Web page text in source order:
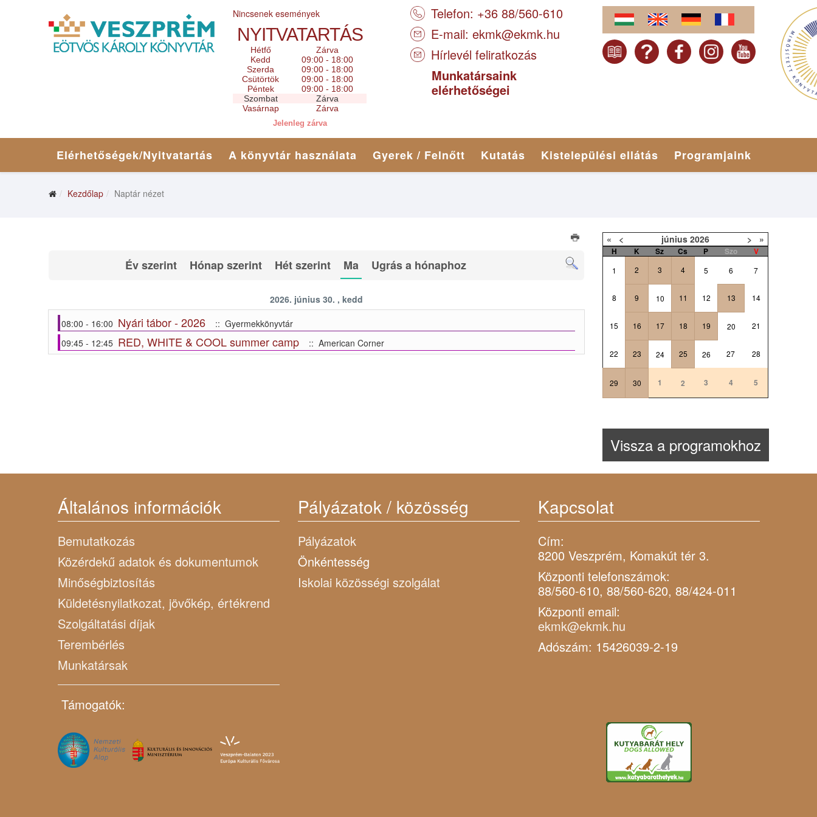
Nincsenek események
NYITVATARTÁS
Hétfő
Zárva
Kedd
09:00 - 18:00
Szerda
09:00 - 18:00
Csütörtök
09:00 - 18:00
Péntek
09:00 - 18:00
Szombat
Zárva
Vasárnap
Zárva
Jelenleg zárva
Telefon: +36 88/560-610
E-mail: ekmk@ekmk.hu
Hírlevél feliratkozás
Munkatársaink
elérhetőségei
Elérhetőségek/Nyitvatartás A könyvtár használata Gyerek / Felnőtt Kutatás Kistelepülési ellátás Programjaink
Kezdőlap Naptár nézet
Év szerint Hónap szerint Hét szerint Ma Ugrás a hónaphoz
2026. június 30. , kedd
08:00 - 16:00 Nyári tábor - 2026
:: Gyermekkönyvtár
09:45 - 12:45 RED, WHITE & COOL summer camp :: American Corner
« < június 2026 > »
H K Sz Cs P Szo V
1 2 3 4 5 6 7
8 9 10 11 12 13 14
15 16 17 18 19 20 21
22 23 24 25 26 27 28
29 30 1 2 3 4 5
Vissza a programokhoz
Általános információk
Bemutatkozás
Közérdekű adatok és dokumentumok
Minőségbiztosítás
Küldetésnyilatkozat, jövőkép, értékrend
Szolgáltatási díjak
Terembérlés
Munkatársak
Támogatók:
Pályázatok / közösség
Pályázatok
Önkéntesség
Iskolai közösségi szolgálat
Kapcsolat
Cím:
8200 Veszprém, Komakút tér 3.
Központi telefonszámok:
88/560-610, 88/560-620, 88/424-011
Központi email:
ekmk@ekmk.hu
Adószám: 15426039-2-19